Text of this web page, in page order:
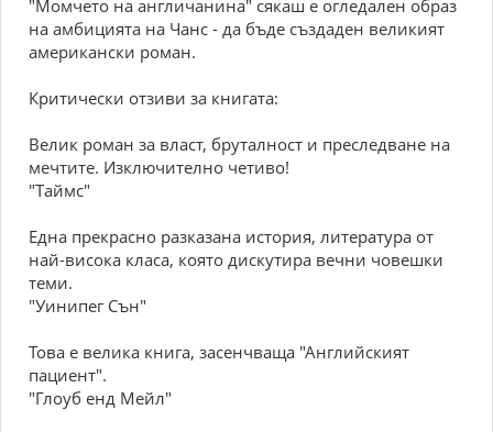
"Момчето на англичанина" сякаш е огледален образ
на амбицията на Чанс - да бъде създаден великият
американски роман.
Критически отзиви за книгата:
Велик роман за власт, бруталност и преследване на
мечтите. Изключително четиво!
"Таймс"
Една прекрасно разказана история, литература от
най-висока класа, която дискутира вечни човешки
теми.
"Уинипег Сън"
Това е велика книга, засенчваща "Английският
пациент".
"Глоуб енд Мейл"